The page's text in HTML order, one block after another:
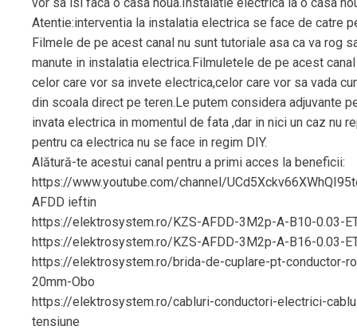
Atentie:interventia la instalatia electrica se face de catre
Filmele de pe acest canal nu sunt tutoriale asa ca va rog
manute in instalatia electrica.Filmuletele de pe acest
celor care vor sa invete electrica,celor care vor sa vada
din scoala direct pe teren.Le putem considera adjuvante
invata electrica in momentul de fata ,dar in nici un caz nu
pentru ca electrica nu se face in regim DIY.
Alătură-te acestui canal pentru a primi acces la beneficii:
https://www.youtube.com/channel/
AFDD ieftin
https://elektrosystem.ro/KZS-AFDD-3M2p-A-B10-0.03-
https://elektrosystem.ro/KZS-AFDD-3M2p-A-B16-0.03-
https://elektrosystem.ro/brida-de-cuplare-pt-conductor-
20mm-Obo
https://elektrosystem.ro/cabluri-conductori-electrici-
tensiune